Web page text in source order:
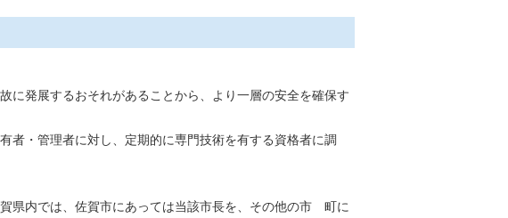
発展するおそれがあることから、より一層の安全を確保す
・管理者に対し、定期的に専門技術を有する資格者に調
県内では、佐賀市にあっては当該市長を、その他の市 町に